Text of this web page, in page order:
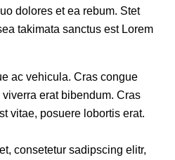
dolores et ea rebum. Stet
takimata sanctus est Lorem
ac vehicula. Cras congue
erat bibendum. Cras
vitae, posuere lobortis erat.
consetetur sadipscing elitr,